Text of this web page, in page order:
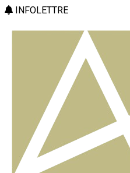
INFOLETTRE